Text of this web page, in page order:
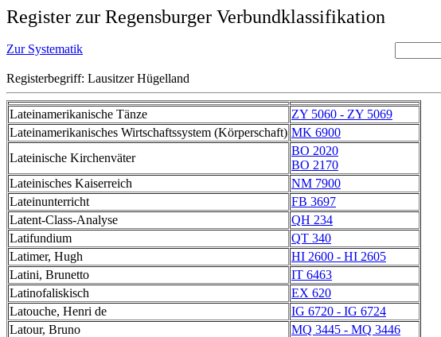
Register zur Regensburger Verbundklassifikation
Zur Systematik
Registerbegriff: Lausitzer Hügelland
Lateinamerikanische Tänze
ZY 5060 - ZY 5069
Lateinamerikanisches Wirtschaftssystem (Körperschaft) MK 6900
Lateinische Kirchenväter
BO 2020
BO 2170
Lateinisches Kaiserreich
NM 7900
Lateinunterricht
FB 3697
Latent-Class-Analyse
QH 234
Latifundium
QT 340
Latimer, Hugh
HI 2600 - HI 2605
Latini, Brunetto
IT 6463
Latinofaliskisch
EX 620
Latouche, Henri de
IG 6720 - IG 6724
Latour, Bruno
MQ 3445 - MQ 3446